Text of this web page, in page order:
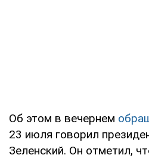
Об этом в вечернем
23 июля говорил
Зеленский. Он отметил,